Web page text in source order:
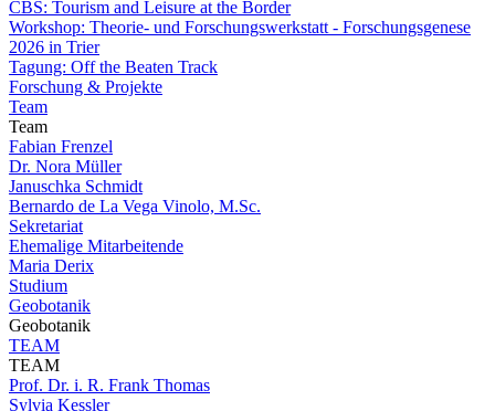
CBS: Tourism and Leisure at the Border
Workshop: Theorie- und Forschungswerkstatt - Forschungsgenese
2026 in Trier
Tagung: Off the Beaten Track
Forschung & Projekte
Team
Team
Fabian Frenzel
Dr. Nora Müller
Januschka Schmidt
Bernardo de La Vega Vinolo, M.Sc.
Sekretariat
Ehemalige Mitarbeitende
Maria Derix
Studium
Geobotanik
Geobotanik
TEAM
TEAM
Prof. Dr. i. R. Frank Thomas
Sylvia Kessler